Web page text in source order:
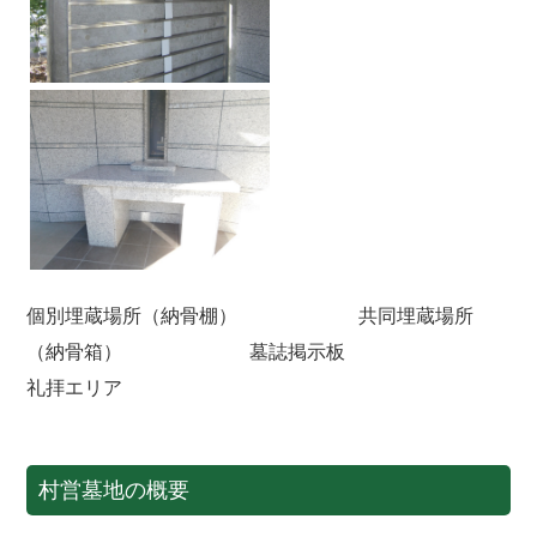
個別埋蔵場所（納骨棚） 共同埋蔵場所
（納骨箱） 墓誌掲示板
礼拝エリア
村営墓地の概要